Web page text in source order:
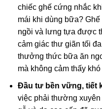
chiếc ghế cứng nhắc
mái khi dùng bữa? Ghế
ngồi và lưng tựa được
cảm giác thư giãn tối
thưởng thức bữa ăn
mà không cảm thấy khó
Đầu tư bền vững, tiết
việc phải thường